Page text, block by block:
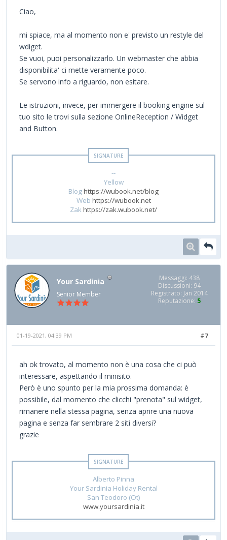
Ciao,
mi spiace, ma al momento non e' previsto un restyle del
wdiget.
Se vuoi, puoi personalizzarlo. Un webmaster che abbia
disponibilita' ci mette veramente poco.
Se servono info a riguardo, non esitare.
Le istruzioni, invece, per immergere il booking engine sul
tuo sito le trovi sulla sezione OnlineReception / Widget
and Button.
--
Yellow
Bloghttps://wubook.net/blog
Web https://wubook.net
Zakhttps://zak.wubook.net/
Your Sardinia
Senior Member
Messaggi: 438
Discussioni: 94
Registrato: Jan 2014
Reputazione: 5
#7
01-19-2021, 04:39 PM
ah ok trovato, al momento non è una cosa che ci può
interessare, aspettando il minisito.
Però è uno spunto per la mia prossima domanda: è
possibile, dal momento che clicchi "prenota" sul widget,
rimanere nella stessa pagina, senza aprire una nuova
pagina e senza far sembrare 2 siti diversi?
grazie
Alberto Pinna
Your Sardinia Holiday Rental
San Teodoro (Ot)
www.yoursardinia.it